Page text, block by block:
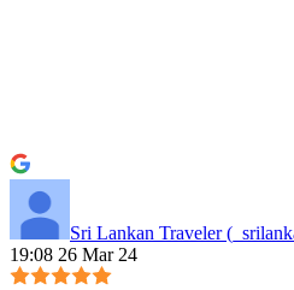
Sri Lankan Traveler
19:08 26 Mar 24